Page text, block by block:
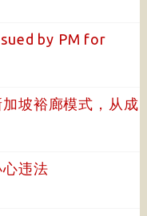
by PM for
坡裕廊模式，从成
违法